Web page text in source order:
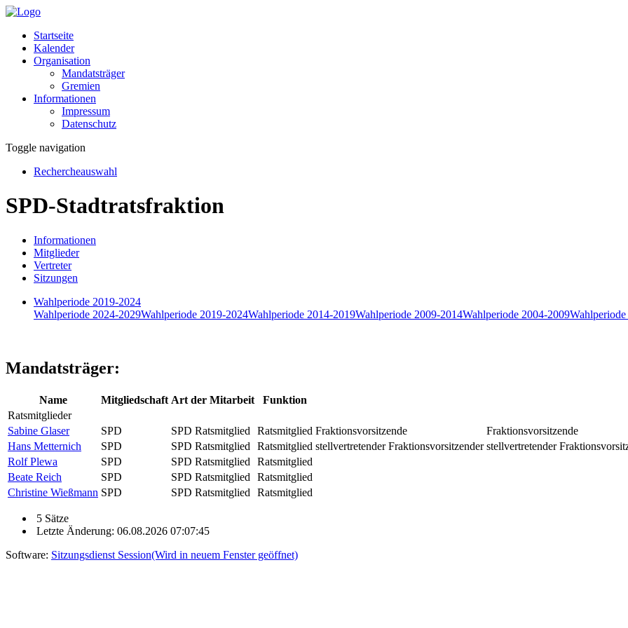
Startseite
Kalender
Organisation
Mandatsträger
Gremien
Informationen
Impressum
Datenschutz
Toggle navigation
Rechercheauswahl
SPD-Stadtratsfraktion
Informationen
Mitglieder
Vertreter
Sitzungen
Wahlperiode 2019-2024
Wahlperiode 2024-2029Wahlperiode 2019-2024Wahlperiode 2014-2019Wahlperiode 2009-2014Wahlperiode 2004-2009
Mandatsträger:
Name Mitgliedschaft Art der Mitarbeit
Funktion
Ratsmitglieder
Sabine Glaser
SPD SPD Ratsmitglied Ratsmitglied Fraktionsvorsitzende
Fraktionsvorsitzende
Hans Metternich
SPD SPD Ratsmitglied Ratsmitglied stellvertretender Fraktionsvorsitzender stellvertretender
Rolf Plewa
SPD SPD Ratsmitglied
Ratsmitglied
Beate Reich
SPD SPD Ratsmitglied
Ratsmitglied
Christine Wießmann SPD SPD Ratsmitglied Ratsmitglied
5 Sätze
Letzte Änderung: 06.08.2026 07:07:45
Software: Sitzungsdienst Session(Wird in neuem Fenster geöffnet)